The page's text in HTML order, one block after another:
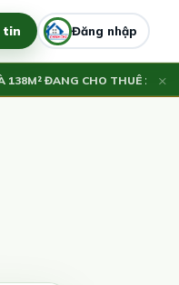
tin Đăng nhập
ĐANG CHO THUÊ 17 PHÒNG
×